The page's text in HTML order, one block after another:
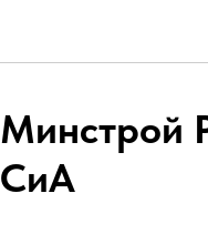
Минстрой
СиА